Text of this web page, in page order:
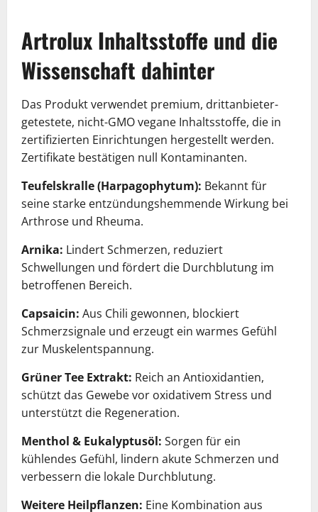
Artrolux Inhaltsstoffe und die
Wissenschaft dahinter
Das Produkt verwendet premium, drittanbieter-
getestete, nicht-GMO vegane Inhaltsstoffe, die in
zertifizierten Einrichtungen hergestellt werden.
Zertifikate bestätigen null Kontaminanten.
Teufelskralle (Harpagophytum): Bekannt für
seine starke entzündungshemmende Wirkung bei
Arthrose und Rheuma.
Arnika: Lindert Schmerzen, reduziert
Schwellungen und fördert die Durchblutung im
betroffenen Bereich.
Capsaicin: Aus Chili gewonnen, blockiert
Schmerzsignale und erzeugt ein warmes Gefühl
zur Muskelentspannung.
Grüner Tee Extrakt: Reich an Antioxidantien,
schützt das Gewebe vor oxidativem Stress und
unterstützt die Regeneration.
Menthol & Eukalyptusöl: Sorgen für ein
kühlendes Gefühl, lindern akute Schmerzen und
verbessern die lokale Durchblutung.
Weitere Heilpflanzen: Eine Kombination aus